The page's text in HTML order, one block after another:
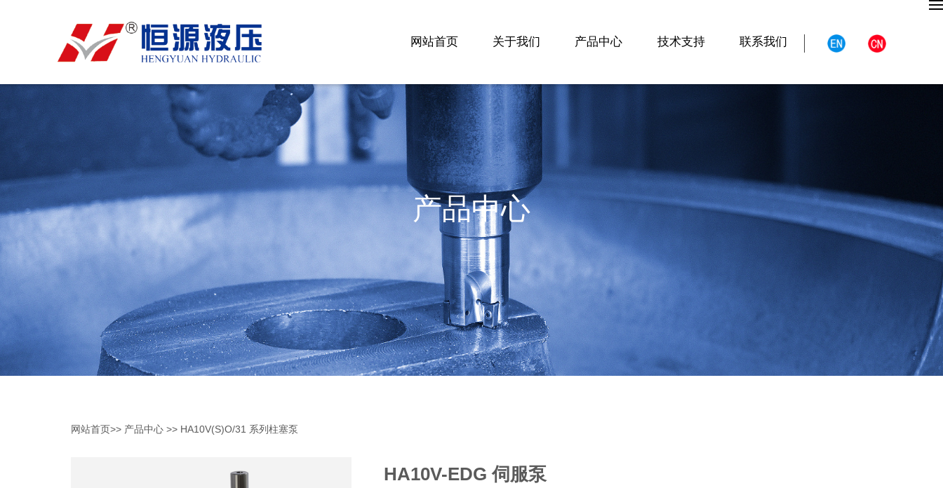
网站首页 关于我们 产品中心 技术支持 联系我们
产品中心
网站首页>> 产品中心>> HA10V(S)O/31 系列柱塞泵
HA10V-EDG 伺服泵